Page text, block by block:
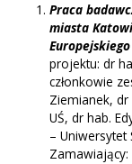
Praca
miasta
projektu: dr
członkowie
Ziemianek,
UŚ, dr hab.
– Uniwersytet